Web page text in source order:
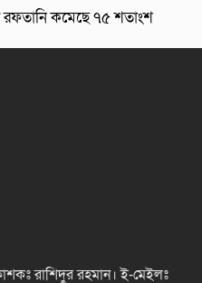
কমেছে ৭৫ শতাংশ
রাশিদুর রহমান।ই-মেইলঃ